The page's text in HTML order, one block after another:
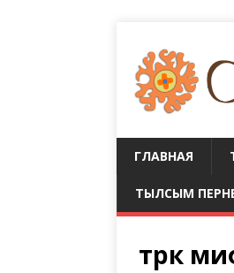
ГЛАВНАЯ
ТЫЛСЫМ
түрк